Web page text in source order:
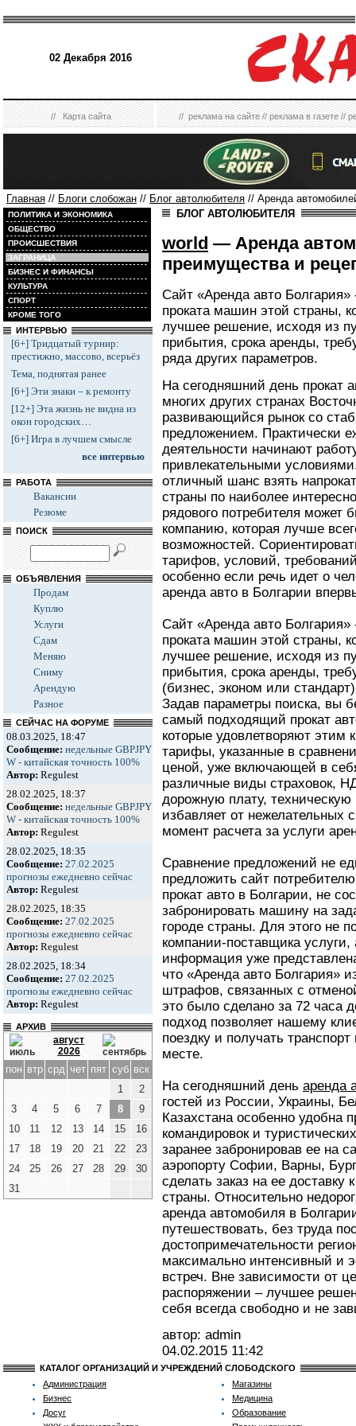
02 Декабря 2016
//Карта сайта //реклама на сайте//реклама в газете//
Главная // Блоги слобожан // Блог автолюбителя // Аренда
ПОЛИТИКА И ЭКОНОМИКА
ОБЩЕСТВО
ПРОИСШЕСТВИЯ
ЗАГРАНИЦА
БИЗНЕС И ФИНАНСЫ
КУЛЬТУРА
СПОРТ
КРОМЕ ТОГО
ИНТЕРВЬЮ
[6+] Тридцатый турнир:
престижно, массово, всерьёз
Тема, поднятая ранее
[6+] Эти знаки – к ремонту
[12+] Эта жизнь не видна из
окон городских…
[6+] Игра в лучшем смысле
все интервью
РАБОТА
Вакансии
Резюме
ПОИСК
ОБЪЯВЛЕНИЯ
Продам
Куплю
Услуги
Сдам
Меняю
Сниму
Арендую
Разное
СЕЙЧАС НА ФОРУМЕ
08.03.2025, 18:47
Сообщение: недельные GBPJPY
W - китайская точность 100%
Автор: Regulest
28.02.2025, 18:37
Сообщение: недельные GBPJPY
W - китайская точность 100%
Автор: Regulest
28.02.2025, 18:35
Сообщение: 27.02.2025
прогнозы ежедневно сейчас
Автор: Regulest
28.02.2025, 18:35
Сообщение: 27.02.2025
прогнозы ежедневно сейчас
Автор: Regulest
28.02.2025, 18:34
Сообщение: 27.02.2025
прогнозы ежедневно сейчас
Автор: Regulest
АРХИВ
август
2026
пон втр срд чет пят суб вск
1
2
3
4 5 6 7 8
9
10
11 12 13 14 15
16
17
18 19 20 21 22
23
24
25 26 27 28 29
30
31
БЛОГ АВТОЛЮБИТЕЛЯ
world — Аренда
преимущества и
Сайт «Аренда авто
проката машин этой страны,
лучшее решение, исходя из
прибытия, срока аренды,
ряда других параметров.
На сегодняшний день прокат
многих других странах
развивающийся рынок со
предложением. Практически
деятельности начинают
привлекательными
отличный шанс взять
страны по наиболее
рядового потребителя может
компанию, которая лучше
возможностей.
тарифов, условий,
особенно если речь идет о
аренда авто в Болгарии
Сайт «Аренда авто
проката машин этой страны,
лучшее решение, исходя из
прибытия, срока аренды,
(бизнес, эконом или
Задав параметры поиска, вы
самый подходящий прокат
которые удовлетворяют этим
тарифы, указанные в
ценой, уже включающей в
различные виды страховок,
дорожную плату,
избавляет от
момент расчета за услуги
Сравнение предложений не
предложить сайт
прокат авто в Болгарии, не
забронировать машину на
городе страны. Для этого не
компании-поставщика
информация уже
что «Аренда авто Болгария»
штрафов, связанных с
это было сделано за 72 часа
подход позволяет нашему
поездку и получать
месте.
На сегодняшний день аренда
гостей из России, Украины,
Казахстана особенно удобна
командировок и
заранее забронировав ее на
аэропорту Софии, Варны,
сделать заказ на ее доставку
страны. Относительно
аренда автомобиля в
путешествовать, без труда
достопримечательности
максимально интенсивный и
встреч. Вне зависимости от
распоряжении – лучшее
себя всегда свободно и не
автор: admin
04.02.2015 11:42
КАТАЛОГ ОРГАНИЗАЦИЙ И УЧРЕЖДЕНИЙ СЛОБОДСКОГО
Администрация
Бизнес
Досуг
Магазины
Медицина
Образование